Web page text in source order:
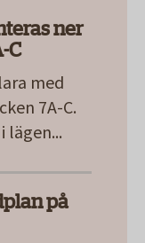
ner
C
med
7A-C.
lägen...
på